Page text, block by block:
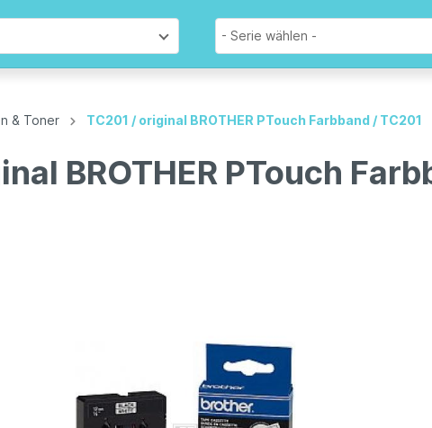
- Serie wählen -
& Toner TC201 / original BROTHER PTouch Farbband / TC201
BROTHER PTouch